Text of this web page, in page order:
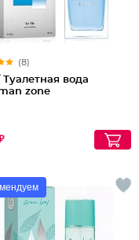
(8)
Туалетная вода
zone